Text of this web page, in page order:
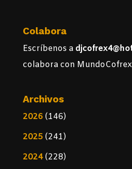
Colabora
Escríbenos a
colabora con MundoCofrex
Archivos
2026(146)
2025(241)
2024(228)